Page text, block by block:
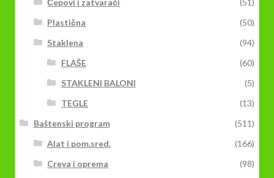
Čepovi i zatvarači
(51)
Plastična
(50)
Staklena
(94)
FLAŠE
(60)
STAKLENI BALONI
(5)
TEGLE
(13)
Baštenski program
(511)
Alat i pom.sred.
(166)
Creva i oprema
(98)